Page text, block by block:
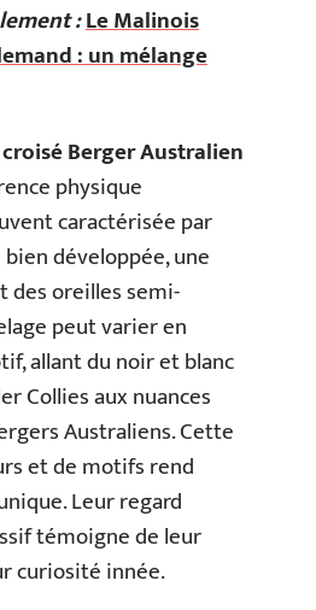
:Le Malinois
: un mélange
Berger Australien
physique
caractérisée par
développée, une
des oreilles semi-
peut varier en
allant du noir et blanc
Collies aux nuances
Australiens. Cette
et de motifs rend
Leur regard
témoigne de leur
curiosité innée.